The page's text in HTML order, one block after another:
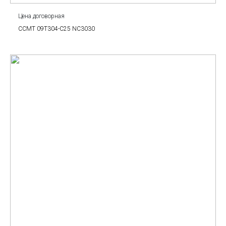
Цена договорная
CCMT 09T304-C25 NC3030